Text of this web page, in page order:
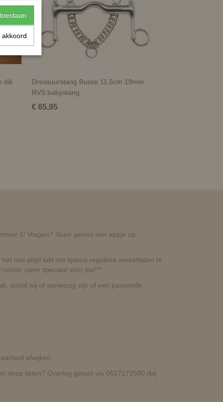
dik
Dressuurstang Busse 11,5cm 19mm
RVS babystang
€ 65,95
1! Vragen? Stuur gerust een appje op
niet altijd lukt om tijdens reguliere winkeltijden te
open speciaal voor jou!**
zodat wij of aanwezig zijn of een passende
afwijken.
deze tijden? Overleg gerust via 0627172580 (bij
akkoord